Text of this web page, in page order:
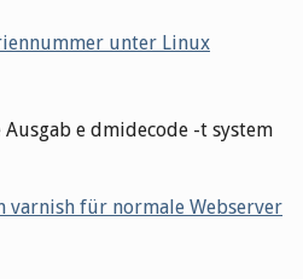
unter Linux
e dmidecode -t system
varnish für normale Webserver